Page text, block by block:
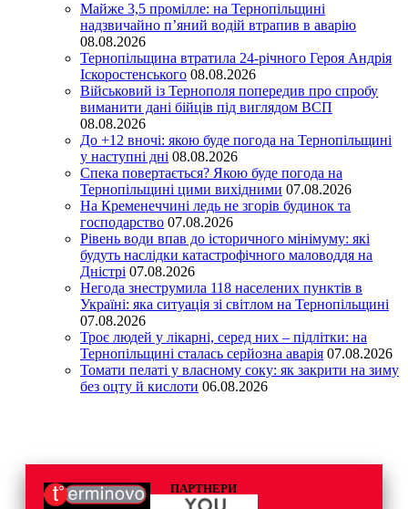
Майже 3,5 промілле: на Тернопільщині
надзвичайно п’яний водій втрапив в аварію
08.08.2026
Тернопільщина втратила 24-річного Героя Андрія
Іскоростенського 08.08.2026
Військовий із Тернополя попередив про спробу
виманити дані бійців під виглядом ВСП
08.08.2026
До +12 вночі: якою буде погода на Тернопільщині
у наступні дні 08.08.2026
Спека повертається? Якою буде погода на
Тернопільщині цими вихідними 07.08.2026
На Кременеччині ледь не згорів будинок та
господарство 07.08.2026
Рівень води впав до історичного мінімуму: які
будуть наслідки катастрофічного маловоддя на
Дністрі 07.08.2026
Негода знеструмила 118 населених пунктів в
Україні: яка ситуація зі світлом на Тернопільщині
07.08.2026
Троє людей у лікарні, серед них – підлітки: на
Тернопільщині сталась серйозна аварія 07.08.2026
Томати пелаті у власному соку: як закрити на зиму
без оцту й кислоти 06.08.2026
ПАРТНЕРИ